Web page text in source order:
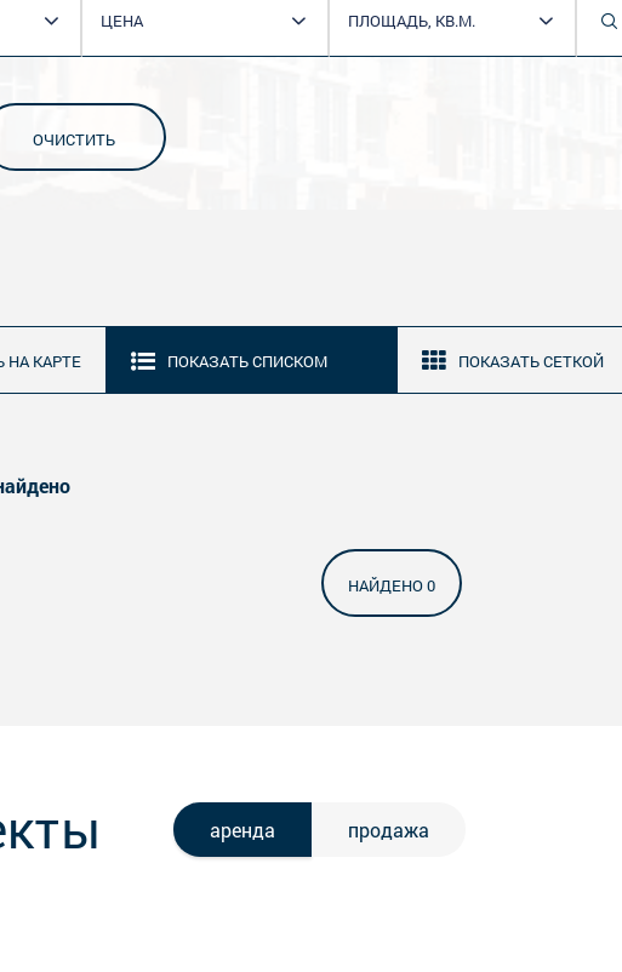
ЦЕНА ПЛОЩАДЬ, КВ.М.
ОЧИСТИТЬ
НА КАРТЕ ПОКАЗАТЬ СПИСКОМ ПОКАЗАТЬ СЕТКОЙ
НАЙДЕНО 0
аренда продажа